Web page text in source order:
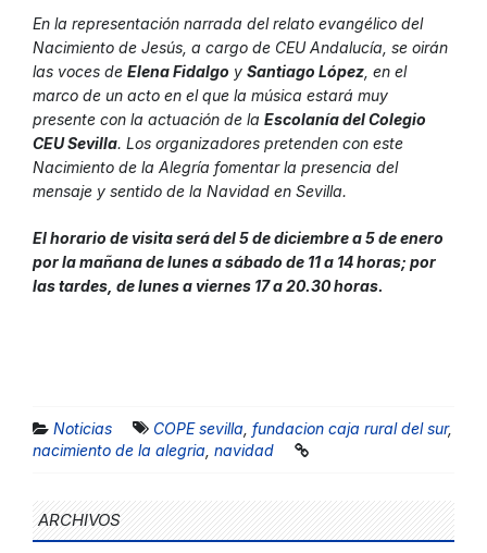
En la representación narrada del relato evangélico del
Nacimiento de Jesús, a cargo de CEU Andalucía, se oirán
las voces de Elena Fidalgo y Santiago López , en el
marco de un acto en el que la música estará muy
presente con la actuación de la Escolanía del Colegio
CEU Sevilla. Los organizadores pretenden con este
Nacimiento de la Alegría fomentar la presencia del
mensaje y sentido de la Navidad en Sevilla.
El horario de visita será del 5 de diciembre a 5 de enero
por la mañana de lunes a sábado de 11 a 14 horas; por
las tardes, de lunes a viernes 17 a 20.30 horas.
Noticias COPE sevilla fundacion caja rural del sur,
nacimiento de la alegria navidad
ARCHIVOS